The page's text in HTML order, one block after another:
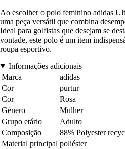
Ao escolher o polo feminino adidas
uma peça versátil que combina
Ideal para golfistas que desejam se
vontade, este polo é um item
roupa esportivo.
Informações adicionais
Marca
adidas
Cor
purtur
Cor
Rosa
Género
Mulher
Grupo etário
Adulto
Composição
88% Polyester
Material principal poliéster